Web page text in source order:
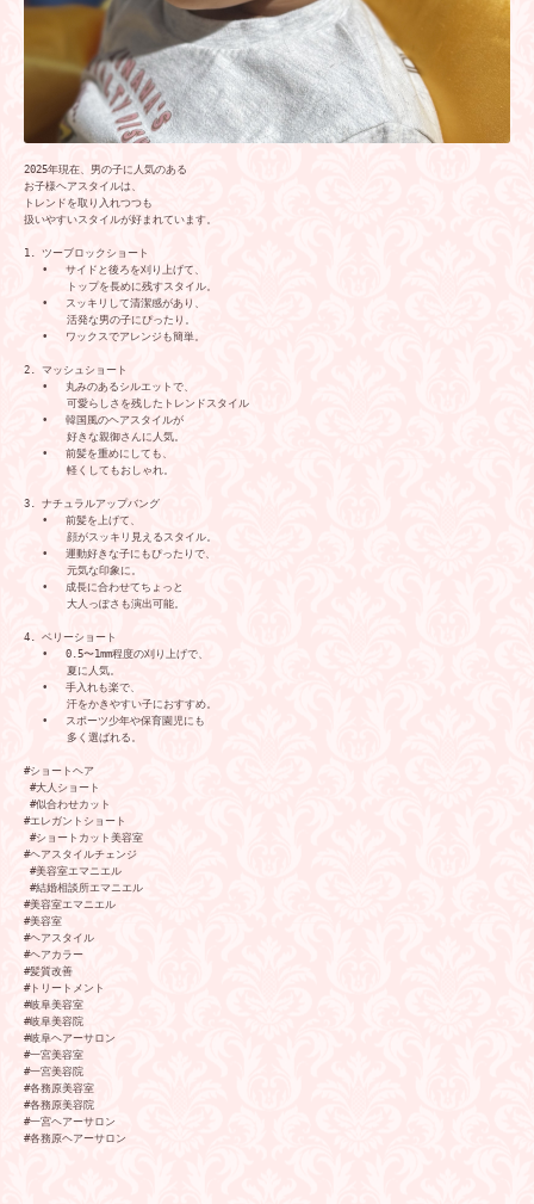
2025年現在、男の子に人気のある
お子様ヘアスタイルは、
トレンドを取り入れつつも
扱いやすいスタイルが好まれています。
1. ツーブロックショート
•   サイドと後ろを刈り上げて、
トップを長めに残すスタイル。
•   スッキリして清潔感があり、
活発な男の子にぴったり。
•   ワックスでアレンジも簡単。
2. マッシュショート
•   丸みのあるシルエットで、
可愛らしさを残したトレンドスタイル
•   韓国風のヘアスタイルが
好きな親御さんに人気。
•   前髪を重めにしても、
軽くしてもおしゃれ。
3. ナチュラルアップバング
•   前髪を上げて、
顔がスッキリ見えるスタイル。
•   運動好きな子にもぴったりで、
元気な印象に。
•   成長に合わせてちょっと
大人っぽさも演出可能。
4. ベリーショート
•   0.5〜1mm程度の刈り上げで、
夏に人気。
•   手入れも楽で、
汗をかきやすい子におすすめ。
•   スポーツ少年や保育園児にも
多く選ばれる。
#ショートヘア
#大人ショート
#似合わせカット
#エレガントショート
#ショートカット美容室
#ヘアスタイルチェンジ
#美容室エマニエル
#結婚相談所エマニエル
#美容室エマニエル
#美容室
#ヘアスタイル
#ヘアカラー
#髪質改善
#トリートメント
#岐阜美容室
#岐阜美容院
#岐阜ヘアーサロン
#一宮美容室
#一宮美容院
#各務原美容室
#各務原美容院
#一宮ヘアーサロン
#各務原ヘアーサロン